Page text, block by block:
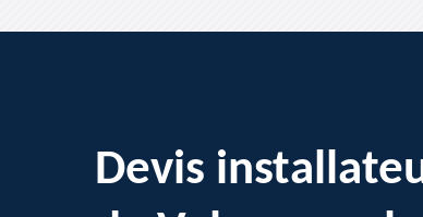
Devis